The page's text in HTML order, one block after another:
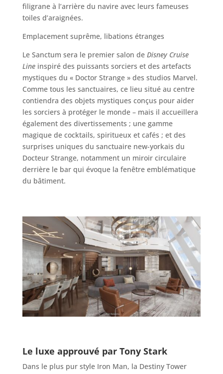
filigrane à l’arrière du navire avec leurs fameuses
toiles d’araignées.
Emplacement suprême, libations étranges
Le Sanctum sera le premier salon de Disney Cruise
Lineinspiré des puissants sorciers et des artefacts
mystiques du « Doctor Strange » des studios Marvel.
Comme tous les sanctuaires, ce lieu situé au centre
contiendra des objets mystiques conçus pour aider
les sorciers à protéger le monde – mais il accueillera
également des divertissements ; une gamme
magique de cocktails, spiritueux et cafés ; et des
surprises uniques du sanctuaire new-yorkais du
Docteur Strange, notamment un miroir circulaire
derrière le bar qui évoque la fenêtre emblématique
du bâtiment.
Le luxe approuvé par Tony Stark
Dans le plus pur style Iron Man, la Destiny Tower